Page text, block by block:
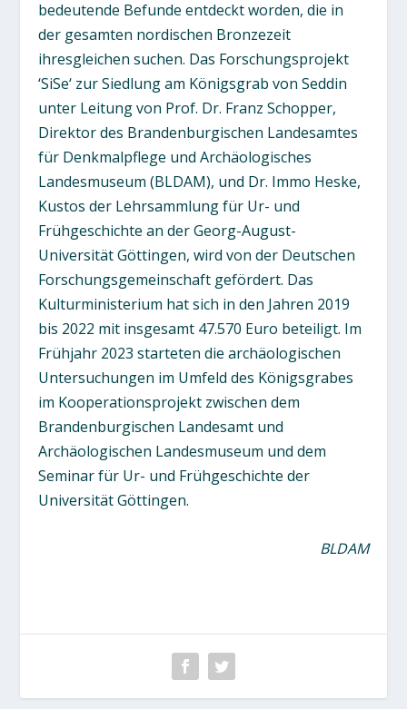
bedeutende Befunde entdeckt worden, die in
der gesamten nordischen Bronzezeit
ihresgleichen suchen. Das Forschungsprojekt
‘SiSe‘ zur Siedlung am Königsgrab von Seddin
unter Leitung von Prof. Dr. Franz Schopper,
Direktor des Brandenburgischen Landesamtes
für Denkmalpflege und Archäologisches
Landesmuseum (BLDAM), und Dr. Immo Heske,
Kustos der Lehrsammlung für Ur- und
Frühgeschichte an der Georg-August-
Universität Göttingen, wird von der Deutschen
Forschungsgemeinschaft gefördert. Das
Kulturministerium hat sich in den Jahren 2019
bis 2022 mit insgesamt 47.570 Euro beteiligt. Im
Frühjahr 2023 starteten die archäologischen
Untersuchungen im Umfeld des Königsgrabes
im Kooperationsprojekt zwischen dem
Brandenburgischen Landesamt und
Archäologischen Landesmuseum und dem
Seminar für Ur- und Frühgeschichte der
Universität Göttingen.
BLDAM